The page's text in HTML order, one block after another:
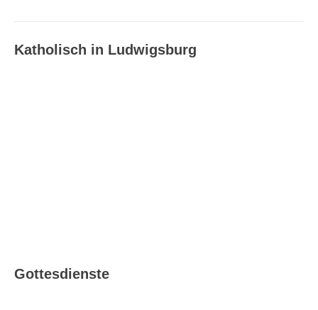
Katholisch in Ludwigsburg
Gottesdienste